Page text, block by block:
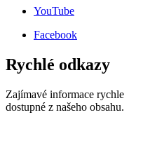
YouTube
Facebook
Rychlé odkazy
Zajímavé informace rychle
dostupné z našeho obsahu.